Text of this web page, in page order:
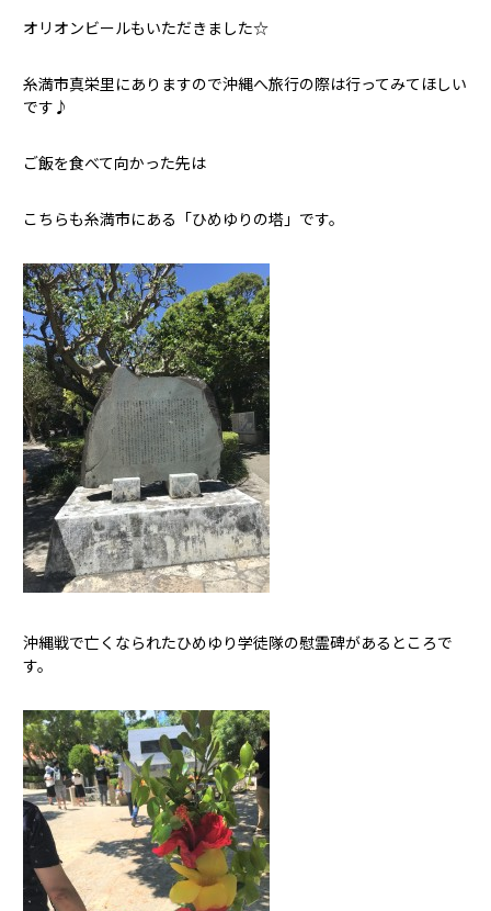
オリオンビールもいただきました☆
糸満市真栄里にありますので沖縄へ旅行の際は行ってみてほしい
です♪
ご飯を食べて向かった先は
こちらも糸満市にある「ひめゆりの塔」です。
沖縄戦で亡くなられたひめゆり学徒隊の慰霊碑があるところで
す。